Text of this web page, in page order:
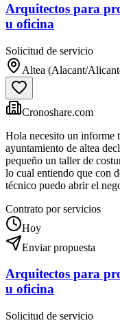
Arquitectos para
u oficina
Solicitud de servicio
Altea (Alacant/
Cronoshare.com
Hola necesito un informe
ayuntamiento de altea
pequeño un taller de
lo cual entiendo que con
técnico puedo abrir el
Contrato por servicios
Hoy
Enviar propuesta
Arquitectos para
u oficina
Solicitud de servicio